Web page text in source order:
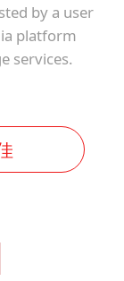
by a user
platform
services.